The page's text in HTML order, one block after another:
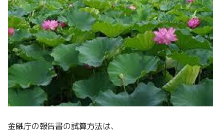
金融庁の報告書の試算方法は、